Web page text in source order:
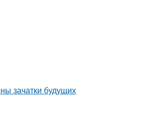
зачатки будущих